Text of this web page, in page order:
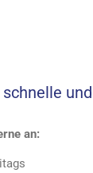
an: